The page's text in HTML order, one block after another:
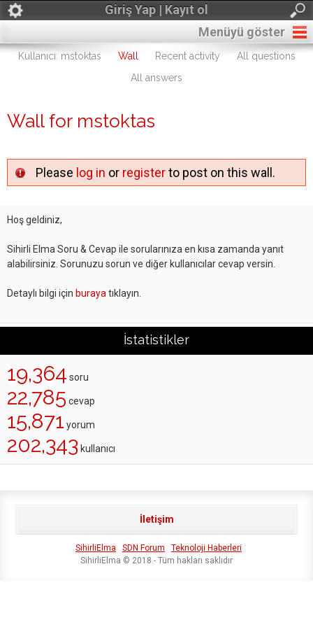
Giriş Yap | Kayıt ol
Menüyü göster
Kullanıcı: mstoktas Wall Recent activity
All questions
All answers
Wall for mstoktas
Please log in or registerto post on this wall.
Hoş geldiniz,
Sihirli Elma Soru & Cevap ile sorularınıza en kısa zamanda yanıt
alabilirsiniz. Sorunuzu sorun ve diğer kullanıcılar cevap versin.
Detaylı bilgi için buraya tıklayın.
İstatistikler
19,364 soru
22,785 cevap
15,871 yorum
202,343 kullanıcı
İletişim
SihirliElma SDN Forum
Teknoloji Haberleri
SihirliElma © 2018 - Tüm hakları saklıdır